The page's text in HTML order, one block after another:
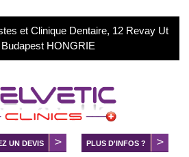
et Clinique Dentaire, 12 Revay Ut
Budapest HONGRIE
UN DEVIS PLUS D'INFOS ?